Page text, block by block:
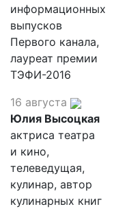
информационных
выпусков
Первого канала,
лауреат премии
ТЭФИ-2016
16 августа
Юлия Высоцкая
актриса театра
и кино,
телеведущая,
кулинар, автор
кулинарных книг